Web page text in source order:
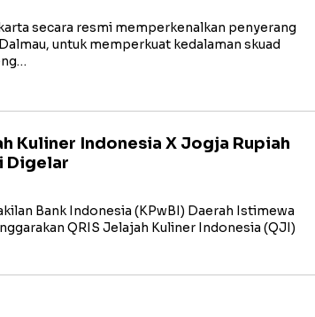
secara resmi memperkenalkan penyerang
untuk memperkuat kedalaman skuad
Kuliner Indonesia X Jogja Rupiah
Digelar
Bank Indonesia (KPwBI) Daerah Istimewa
QRIS Jelajah Kuliner Indonesia (QJI)